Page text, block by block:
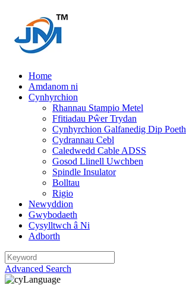
Home
Amdanom ni
Cynhyrchion
Rhannau Stampio Metel
Ffitiadau Pŵer Trydan
Cynhyrchion Galfanedig Dip Poeth
Cydrannau Cebl
Caledwedd Cable ADSS
Gosod Llinell Uwchben
Spindle Insulator
Bolltau
Rigio
Newyddion
Gwybodaeth
Cysylltwch â Ni
Adborth
Advanced Search
Language